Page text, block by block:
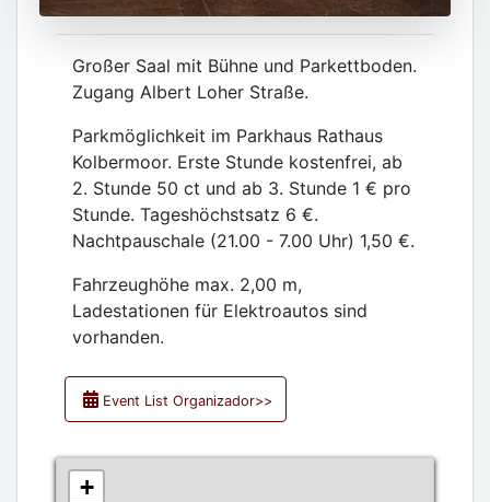
Großer Saal mit Bühne und Parkettboden.
Zugang Albert Loher Straße.
Parkmöglichkeit im Parkhaus Rathaus
Kolbermoor. Erste Stunde kostenfrei, ab
2. Stunde 50 ct und ab 3. Stunde 1 € pro
Stunde. Tageshöchstsatz 6 €.
Nachtpauschale (21.00 - 7.00 Uhr) 1,50 €.
Fahrzeughöhe max. 2,00 m,
Ladestationen für Elektroautos sind
vorhanden.
Event List Organizador>>
+